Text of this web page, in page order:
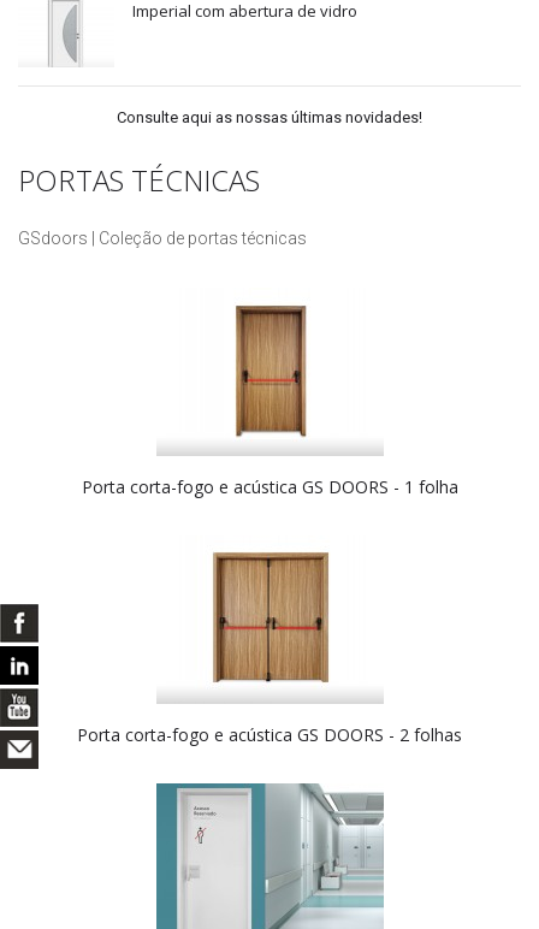
Imperial com abertura de vidro
Consulte aqui as nossas últimas novidades!
PORTAS TÉCNICAS
GSdoors | Coleção de portas técnicas
Porta corta-fogo e acústica GS DOORS - 1 folha
Porta corta-fogo e acústica GS DOORS - 2 folhas